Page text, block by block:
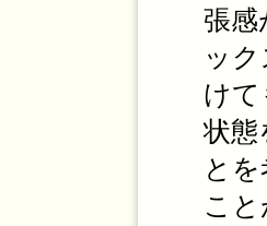
張感
ッ
け
状態
と
こ